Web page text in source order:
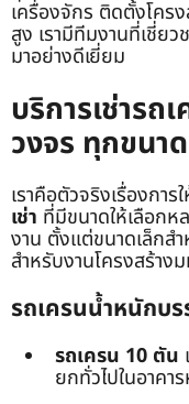
เครื่องจักร ติดตั้งโค
สูง เรามีทีมงานที่เชี่ย
มาอย่างดีเยี่ยม
บริการเช่ารถ
วงจร ทุกขนา
เราคือตัวจริงเรื่องการ
เช่า ที่มีขนาดให้เลือกห
งาน ตั้งแต่ขนาดเล็กส
สำหรับงานโครงสร้าง
รถเครนน้ำหนักบ
รถเครน 10 ตัน
ยกทั่วไปในอาคา